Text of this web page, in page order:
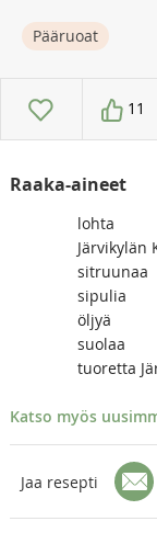
Pääruoat
11
Raaka-aineet
lohta
Järvikylän
sitruunaa
sipulia
öljyä
suolaa
tuoretta
Katso myös
Jaa resepti